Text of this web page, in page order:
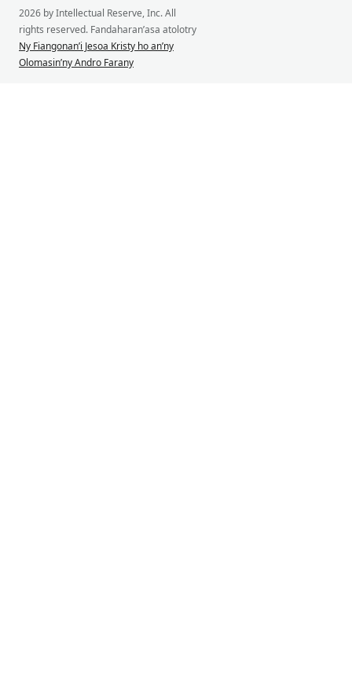
2026 by Intellectual Reserve, Inc. All
rights reserved. Fandaharan’asa atolotry
Ny Fiangonan’i Jesoa Kristy ho an’ny
Olomasin’ny Andro Farany